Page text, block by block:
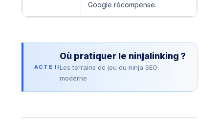
Google récompense.
ACTE II
Où pratiquer le ninjalinking ?
Les terrains de jeu du ninja SEO
moderne